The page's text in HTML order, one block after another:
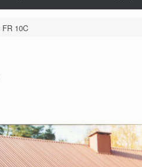
FR 10C